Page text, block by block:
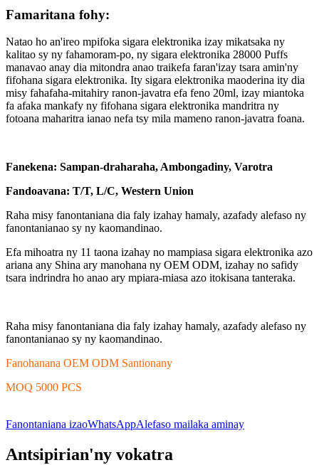
Famaritana fohy:
Natao ho an'ireo mpifoka sigara elektronika izay mikatsaka ny
kalitao sy ny fahamoram-po, ny sigara elektronika 28000 Puffs
manavao anay dia mitondra anao traikefa faran'izay tsara amin'ny
fifohana sigara elektronika. Ity sigara elektronika maoderina ity dia
misy fahafaha-mitahiry ranon-javatra efa feno 20ml, izay miantoka
fa afaka mankafy ny fifohana sigara elektronika mandritra ny
fotoana maharitra ianao nefa tsy mila mameno ranon-javatra foana.
Fanekena: Sampan-draharaha, Ambongadiny, Varotra
Fandoavana: T/T, L/C, Western Union
Raha misy fanontaniana dia faly izahay hamaly, azafady alefaso ny
fanontanianao sy ny kaomandinao.
Efa mihoatra ny 11 taona izahay no mampiasa sigara elektronika azo
ariana any Shina ary manohana ny OEM ODM, izahay no safidy
tsara indrindra ho anao ary mpiara-miasa azo itokisana tanteraka.
Raha misy fanontaniana dia faly izahay hamaly, azafady alefaso ny
fanontanianao sy ny kaomandinao.
Fanohanana OEM ODM Santionany
MOQ 5000 PCS
Fanontaniana izaoWhatsAppAlefaso mailaka aminay
Antsipirian'ny vokatra